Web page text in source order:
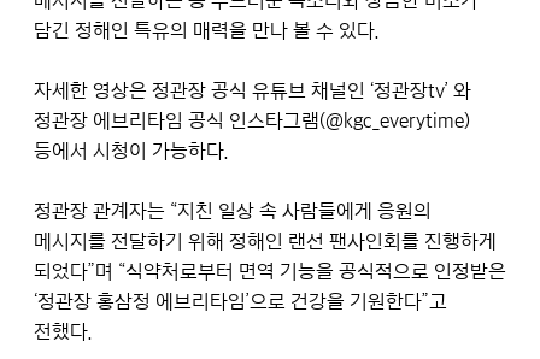
담긴 정해인 특유의 매력을 만나 볼 수 있다.
자세한 영상은 정관장 공식 유튜브 채널인 ‘정관장tv’ 와
정관장 에브리타임 공식 인스타그램(@kgc_everytime)
등에서 시청이 가능하다.
정관장 관계자는 “지친 일상 속 사람들에게 응원의
메시지를 전달하기 위해 정해인 랜선 팬사인회를 진행하게
되었다”며 “식약처로부터 면역 기능을 공식적으로 인정받은
‘정관장 홍삼정 에브리타임’으로 건강을 기원한다”고
전했다.